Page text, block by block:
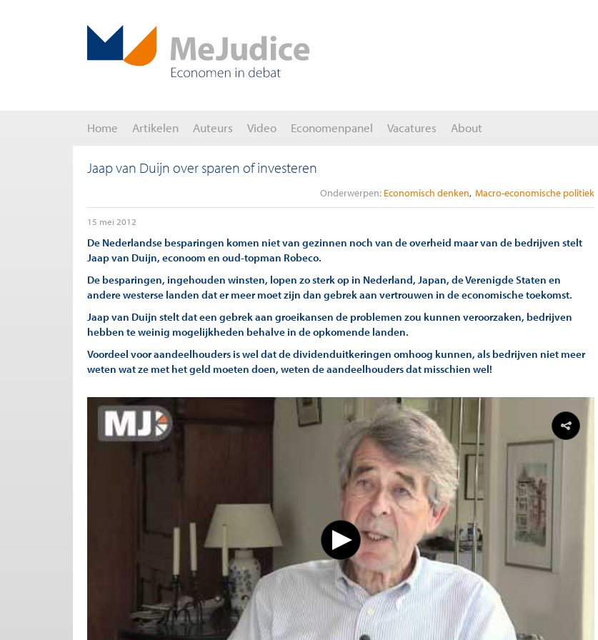
Home Artikelen Auteurs Video Economenpanel Vacatures About
Jaap van Duijn over sparen of investeren
Onderwerpen: Economisch denken Macro-economische politiek
15 mei 2012
De Nederlandse besparingen komen niet van gezinnen noch van de overheid maar van de bedrijven stelt
Jaap van Duijn, econoom en oud-topman Robeco.
De besparingen, ingehouden winsten, lopen zo sterk op in Nederland, Japan, de Verenigde Staten en
andere westerse landen dat er meer moet zijn dan gebrek aan vertrouwen in de economische toekomst.
Jaap van Duijn stelt dat een gebrek aan groeikansen de problemen zou kunnen veroorzaken, bedrijven
hebben te weinig mogelijkheden behalve in de opkomende landen.
Voordeel voor aandeelhouders is wel dat de dividenduitkeringen omhoog kunnen, als bedrijven niet meer
weten wat ze met het geld moeten doen, weten de aandeelhouders dat misschien wel!